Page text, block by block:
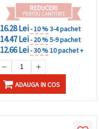
REDUCERI
PENTRU CANTITATE
16.28 Lei- 10 %3-4 pachet
14.47 Lei- 20 %5-9 pachet
12.66 Lei- 30 %10 pachet +
ADAUGA IN COS